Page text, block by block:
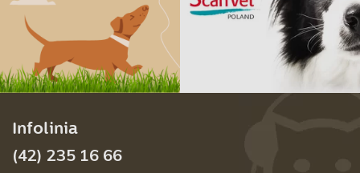
Infolinia
(42) 235 16 66